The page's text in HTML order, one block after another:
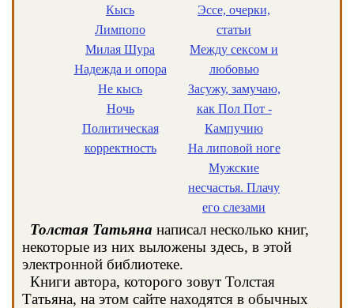
Кысь
Лимпопо
Милая Шура
Надежда и опора
Не кысь
Ночь
Политическая
корректность
Эссе, очерки,
статьи
Между сексом и
любовью
Засужу, замучаю,
как Пол Пот -
Кампучию
На липовой ноге
Мужские
несчастья. Плачу
его слезами
Толстая Татьяна написал несколько книг,
некоторые из них выложены здесь, в этой
электронной библиотеке.
Книги автора, которого зовут Толстая
Татьяна, на этом сайте находятся в обычных